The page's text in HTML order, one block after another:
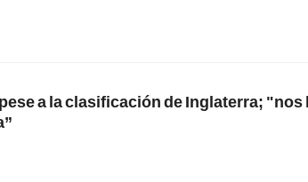
a la clasificación de Inglaterra; "nos